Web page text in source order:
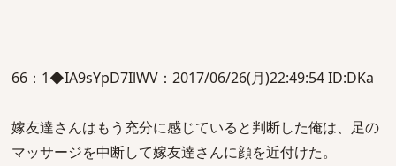
66：1◆IA9sYpD7IlWV：2017/06/26(月)22:49:54 ID:DKa
嫁友達さんはもう充分に感じていると判断した俺は、足の
マッサージを中断して嫁友達さんに顔を近付けた。